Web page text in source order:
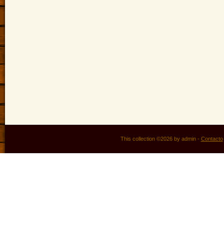
This collection ©2026 by admin - Contacto